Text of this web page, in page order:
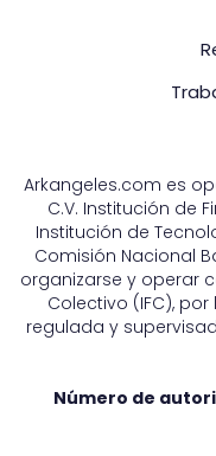
Arkangeles.com es
C.V. Institución de
Institución de
Comisión Nacional
organizarse y operar
Colectivo (IFC),
regulada y
Número de